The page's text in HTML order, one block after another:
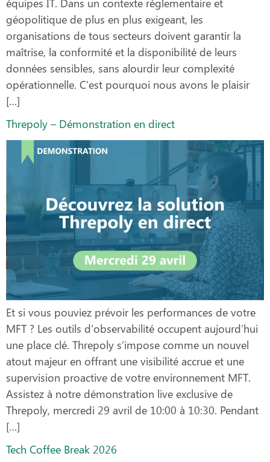
géopolitique de plus en plus exigeant, les
organisations de tous secteurs doivent garantir la
maîtrise, la conformité et la disponibilité de leurs
données sensibles, sans alourdir leur complexité
opérationnelle. C’est pourquoi nous avons le plaisir
[…]
Threpoly – Démonstration en direct
Et si vous pouviez prévoir les performances de votre
MFT ? Les outils d’observabilité occupent aujourd’hui
une place clé. Threpoly s’impose comme un nouvel
atout majeur en offrant une visibilité accrue et une
supervision proactive de votre environnement MFT.
Assistez à notre démonstration live exclusive de
Threpoly, mercredi 29 avril de 10:00 à 10:30. Pendant
[…]
Tech Coffee Break 2026